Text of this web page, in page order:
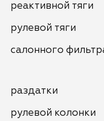
реактивной тяги
рулевой тяги
салонного
раздатки
рулевой колонки